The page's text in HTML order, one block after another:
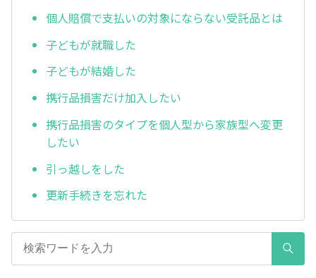
個人賠償で支払いの対象にならない受託品とは
子どもが就職した
子どもが結婚した
携行品損害だけ加入したい
携行品損害のタイプを個人型から家族型へ変更
したい
引っ越しをした
更新手続きを忘れた